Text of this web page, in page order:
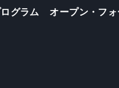
グラム オープン・フ